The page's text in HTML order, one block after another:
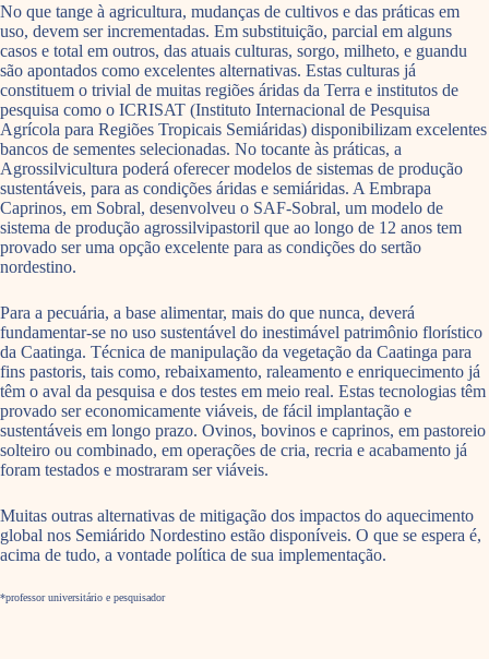
No que tange à agricultura, mudanças de cultivos e das práticas em
uso, devem ser incrementadas. Em substituição, parcial em alguns
casos e total em outros, das atuais culturas, sorgo, milheto, e guandu
são apontados como excelentes alternativas. Estas culturas já
constituem o trivial de muitas regiões áridas da Terra e institutos de
pesquisa como o ICRISAT (Instituto Internacional de Pesquisa
Agrícola para Regiões Tropicais Semiáridas) disponibilizam excelentes
bancos de sementes selecionadas. No tocante às práticas, a
Agrossilvicultura poderá oferecer modelos de sistemas de produção
sustentáveis, para as condições áridas e semiáridas. A Embrapa
Caprinos, em Sobral, desenvolveu o SAF-Sobral, um modelo de
sistema de produção agrossilvipastoril que ao longo de 12 anos tem
provado ser uma opção excelente para as condições do sertão
nordestino.
Para a pecuária, a base alimentar, mais do que nunca, deverá
fundamentar-se no uso sustentável do inestimável patrimônio florístico
da Caatinga. Técnica de manipulação da vegetação da Caatinga para
fins pastoris, tais como, rebaixamento, raleamento e enriquecimento já
têm o aval da pesquisa e dos testes em meio real. Estas tecnologias têm
provado ser economicamente viáveis, de fácil implantação e
sustentáveis em longo prazo. Ovinos, bovinos e caprinos, em pastoreio
solteiro ou combinado, em operações de cria, recria e acabamento já
foram testados e mostraram ser viáveis.
Muitas outras alternativas de mitigação dos impactos do aquecimento
global nos Semiárido Nordestino estão disponíveis. O que se espera é,
acima de tudo, a vontade política de sua implementação.
*professor universitário e pesquisador